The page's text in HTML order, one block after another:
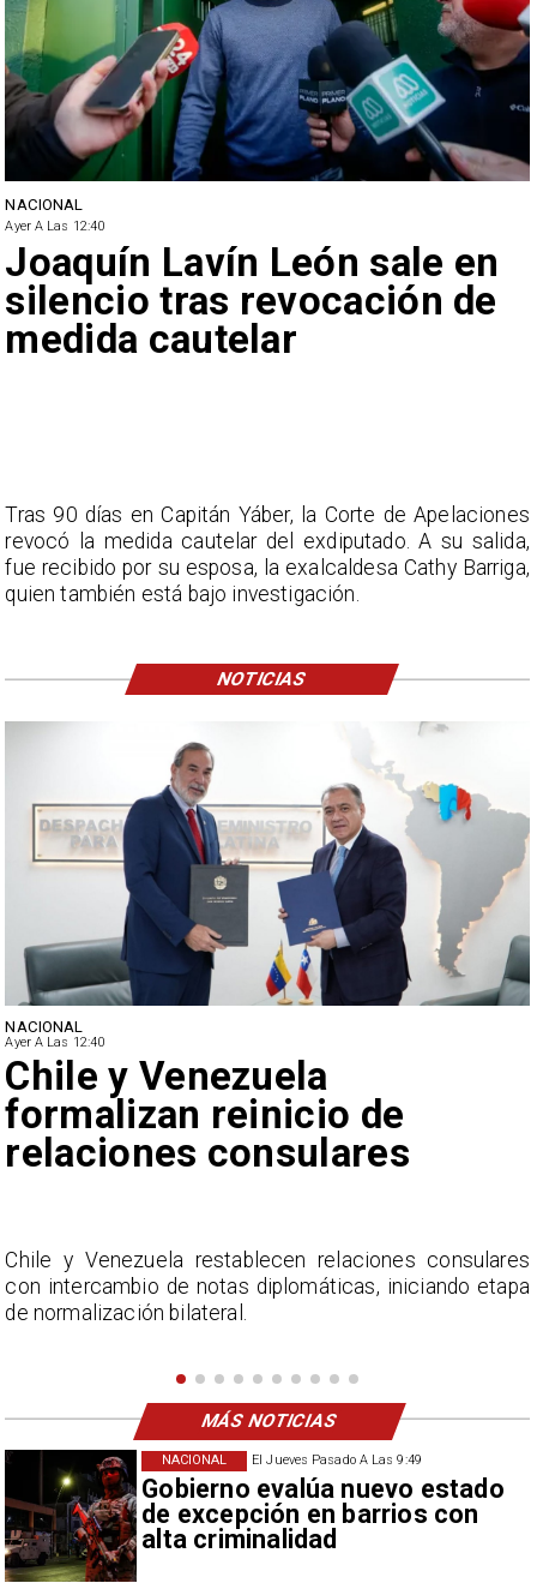
El Jueves Pasado A Las 9:49
Gobierno evalúa nuevo estado
de excepción en barrios con
alta criminalidad
NACIONAL
NACIONAL
Ayer A Las 12:40
Feriantes rechazan dichos
de Camila Flores sobre
Fabiola Campillai
La Confederación Nacional de Ferias Libres (ASOF)
considera inaceptable que se refieran a Fabiola
Campillai como 'señora de feria', expresión utilizada
NACIONAL
Ayer A Las 12:40
Joaquín Lavín León sale en
silencio tras revocación de
medida cautelar
Tras 90 días en Capitán Yáber, la Corte de Apelaciones
revocó la medida cautelar del exdiputado. A su salida,
fue recibido por su esposa, la exalcaldesa Cathy Barriga,
quien también está bajo investigación.
NOTICIAS
MÁS NOTICIAS